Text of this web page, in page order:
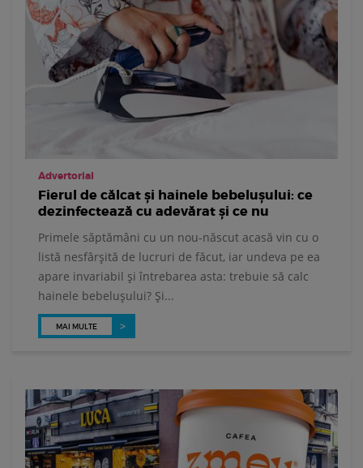
Advertorial
Fierul de călcat și hainele bebelușului: ce
dezinfectează cu adevărat și ce nu
Primele săptămâni cu un nou-născut acasă vin cu o
listă nesfârșită de lucruri de făcut, iar undeva pe ea
apare invariabil și întrebarea asta: trebuie să calc
hainele bebelușului? Și...
MAI MULTE